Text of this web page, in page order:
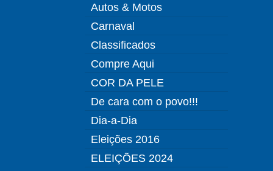
Autos & Motos
Carnaval
Classificados
Compre Aqui
COR DA PELE
De cara com o povo!!!
Dia-a-Dia
Eleições 2016
ELEIÇÕES 2024